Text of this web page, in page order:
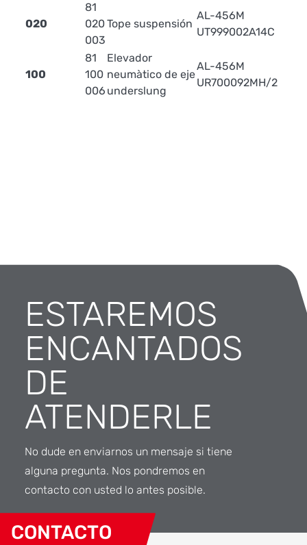
020
81
020
003
Tope suspensión
AL-456M
UT999002A14C
100
81
100
006
Elevador
neumàtico de eje
underslung
AL-456M
UR700092MH/2
ESTAREMOS
ENCANTADOS
DE
ATENDERLE
No dude en enviarnos un mensaje si tiene
alguna pregunta. Nos pondremos en
contacto con usted lo antes posible.
CONTACTO